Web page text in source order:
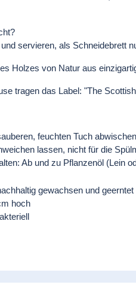
servieren, als Schneidebrett
Holzes von Natur aus
tragen das Label: "The
feuchten Tuch
lassen, nicht für die
Ab und zu Pflanzenöl (Lein
gewachsen und geerntet
hoch